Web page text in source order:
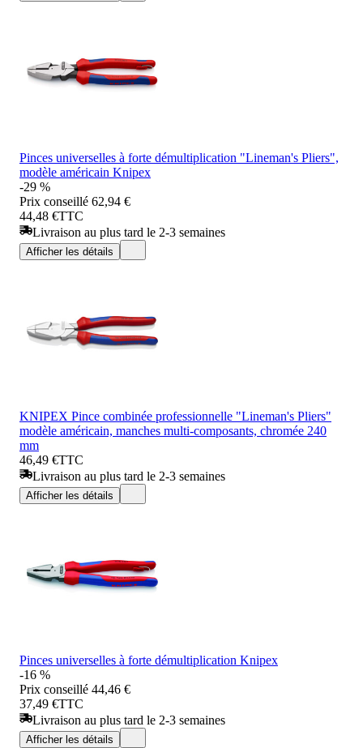
Pinces universelles à forte démultiplication "Lineman's Pliers",
modèle américain Knipex
-29 %
Prix conseillé 62,94 €
44,48 €TTC
Livraison au plus tard le 2-3 semaines
Afficher les détails
KNIPEX Pince combinée professionnelle "Lineman's Pliers"
modèle américain, manches multi-composants, chromée 240
mm
46,49 €TTC
Livraison au plus tard le 2-3 semaines
Afficher les détails
Pinces universelles à forte démultiplication Knipex
-16 %
Prix conseillé 44,46 €
37,49 €TTC
Livraison au plus tard le 2-3 semaines
Afficher les détails